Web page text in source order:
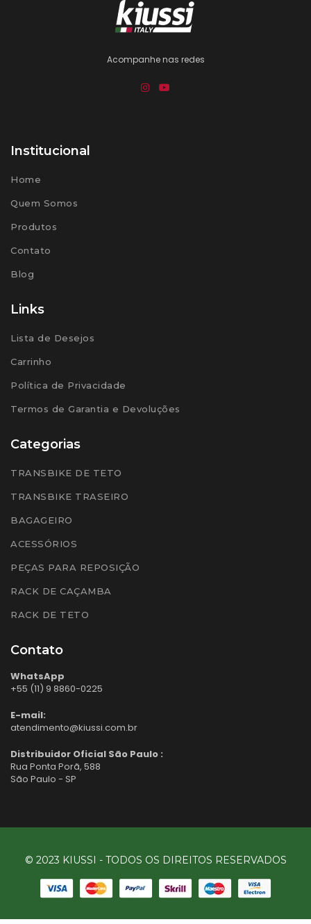
Acompanhe nas redes
Institucional
Home
Quem Somos
Produtos
Contato
Blog
Links
Lista de Desejos
Carrinho
Política de Privacidade
Termos de Garantia e Devoluções
Categorias
TRANSBIKE DE TETO
TRANSBIKE TRASEIRO
BAGAGEIRO
ACESSÓRIOS
PEÇAS PARA REPOSIÇÃO
RACK DE CAÇAMBA
RACK DE TETO
Contato
WhatsApp
+55 (11) 9 8860-0225
E-mail:
atendimento@kiussi.com.br
Distribuidor Oficial São Paulo :
Rua Ponta Porã, 588
São Paulo - SP
© 2023 KIUSSI - TODOS OS DIREITOS RESERVADOS